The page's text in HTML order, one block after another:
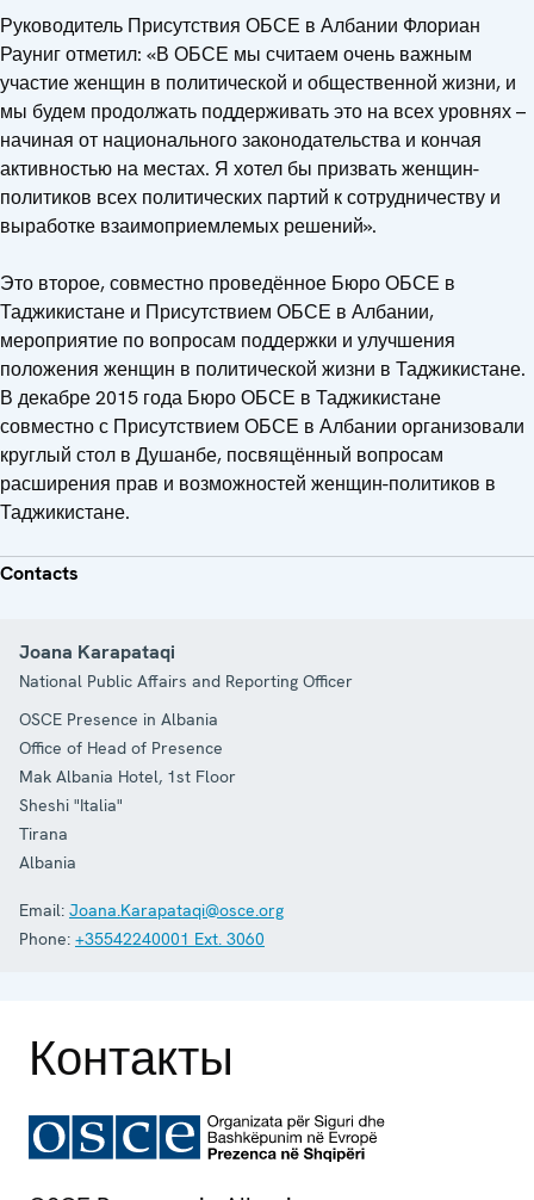
Руководитель Присутствия ОБСЕ в Албании Флориан
Рауниг отметил: «В ОБСЕ мы считаем очень важным
участие женщин в политической и общественной жизни, и
мы будем продолжать поддерживать это на всех уровнях –
начиная от национального законодательства и кончая
активностью на местах. Я хотел бы призвать женщин-
политиков всех политических партий к сотрудничеству и
выработке взаимоприемлемых решений».
Это второе, совместно проведённое Бюро ОБСЕ в
Таджикистане и Присутствием ОБСЕ в Албании,
мероприятие по вопросам поддержки и улучшения
положения женщин в политической жизни в Таджикистане.
В декабре 2015 года Бюро ОБСЕ в Таджикистане
совместно с Присутствием ОБСЕ в Албании организовали
круглый стол в Душанбе, посвящённый вопросам
расширения прав и возможностей женщин-политиков в
Таджикистане.
Contacts
Joana Karapataqi
National Public Affairs and Reporting Officer
OSCE Presence in Albania
Office of Head of Presence
Mak Albania Hotel, 1st Floor
Sheshi "Italia"
Tirana
Albania
Email: Joana.Karapataqi@osce.org
Phone: +35542240001 Ext. 3060
Контакты